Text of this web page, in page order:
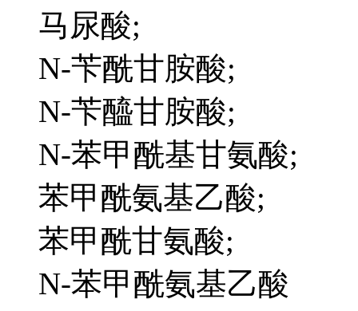
马尿酸;
N-苄酰甘胺酸;
N-苄醯甘胺酸;
N-苯甲酰基甘氨酸;
苯甲酰氨基乙酸;
苯甲酰甘氨酸;
N-苯甲酰氨基乙酸